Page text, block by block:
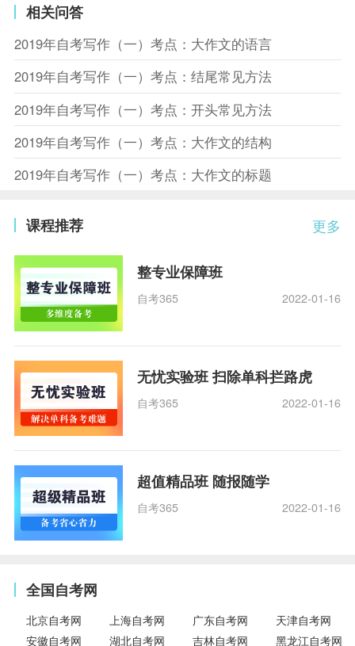
相关问答
2019年自考写作（一）考点：大作文的语言
2019年自考写作（一）考点：结尾常见方法
2019年自考写作（一）考点：开头常见方法
2019年自考写作（一）考点：大作文的结构
2019年自考写作（一）考点：大作文的标题
更多
课程推荐
整专业保障班
自考365 2022-01-16
无忧实验班 扫除单科拦路虎
自考365 2022-01-16
超值精品班 随报随学
自考365 2022-01-16
全国自考网
北京自考网 上海自考网 广东自考网
天津自考网
安徽自考网
湖北自考网 吉林自考网 黑龙江自考网